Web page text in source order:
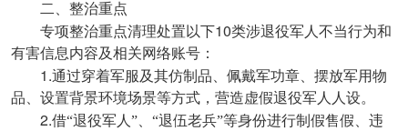
二、整治重点
专项整治重点清理处置以下10类涉退役军人不当行为和
有害信息内容及相关网络账号：
1.通过穿着军服及其仿制品、佩戴军功章、摆放军用物
品、设置背景环境场景等方式，营造虚假退役军人人设。
2.借“退役军人”、“退伍老兵”等身份进行制假售假、违